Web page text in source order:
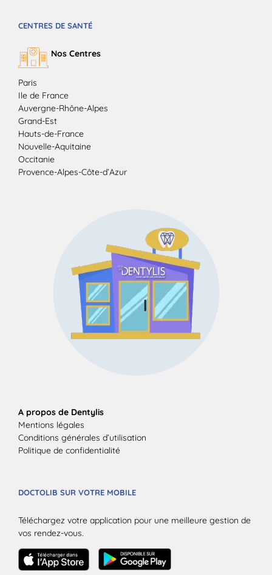
CENTRES DE SANTÉ
Nos Centres
Paris
Ile de France
Auvergne-Rhône-Alpes
Grand-Est
Hauts-de-France
Nouvelle-Aquitaine
Occitanie
Provence-Alpes-Côte-d’Azur
A propos de Dentylis
Mentions légales
Conditions générales d’utilisation
Politique de confidentialité
DOCTOLIB SUR VOTRE MOBILE
Téléchargez votre application pour une meilleure gestion de
vos rendez-vous.